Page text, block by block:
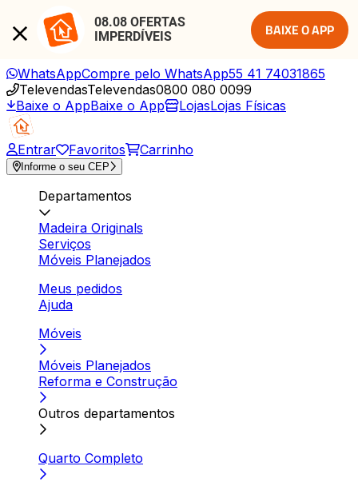
08.08 OFERTAS
IMPERDÍVEIS
BAIXE O APP
WhatsAppCompre pelo WhatsApp55 41 74031865
TelevendasTelevendas0800 080 0099
Baixe o AppBaixe o App LojasLojas Físicas
Entrar Favoritos Carrinho
Informe o seu CEP
Departamentos
Madeira Originals
Serviços
Móveis Planejados
Meus pedidos
Ajuda
Móveis
Móveis Planejados
Reforma e Construção
Outros departamentos
Quarto Completo